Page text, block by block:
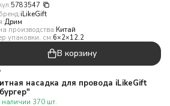
5783547
iLikeGift
Дрим
производства:Китай
упаковки, см:6×2×12.2
В корзину
насадка для провода iLikeGift
наличии 370 шт.